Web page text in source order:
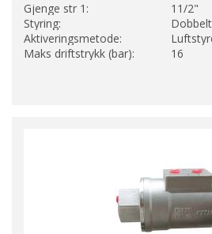
Gjenge str 1:
11/2"
Styring:
Aktiveringsmetode:
Maks driftstrykk (bar):
16